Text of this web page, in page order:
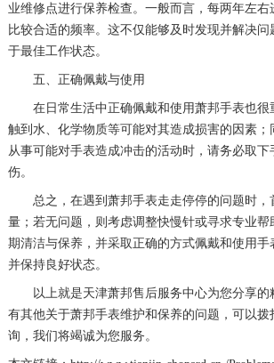
业维修点进行保养检查。一般而言，每两年左右
比较合适的频率。这不仅能够及时发现并解决
于最佳工作状态。
五、正确佩戴与使用
在日常生活中正确佩戴和使用萧邦手表也很
触到水、化学物质等可能对其造成损害的因素
从事可能对手表造成冲击的活动时，请务必取
伤。
总之，在遇到萧邦手表走走停停的问题时，
量；若无问题，则考虑调整快慢针或寻求专业帮
期清洁与保养，并采取正确的方式佩戴和使用手
并保持良好状态。
以上就是天津萧邦售后服务中心为您分享的
有其他关于萧邦手表维护和保养的问题，可以拨
询，我们将竭诚为您服务。